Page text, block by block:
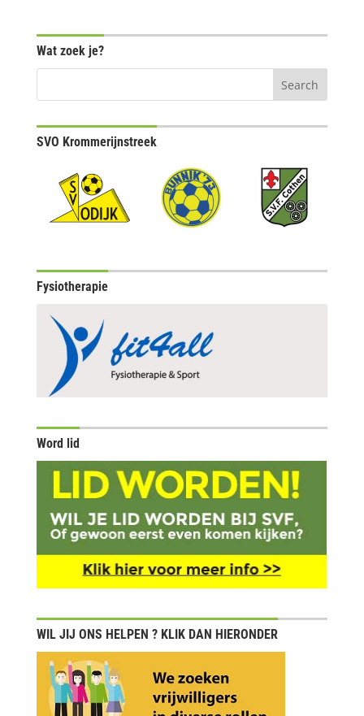
Wat zoek je?
SVO Krommerijnstreek
Fysiotherapie
Word lid
WIL JIJ ONS HELPEN ? KLIK DAN HIERONDER